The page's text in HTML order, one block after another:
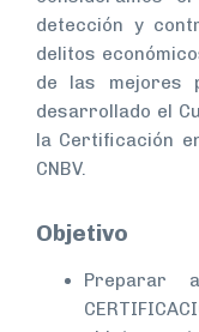
detección y
delitos
de las mejores
desarrollado el
la Certificación
CNBV.
Objetivo
Preparar